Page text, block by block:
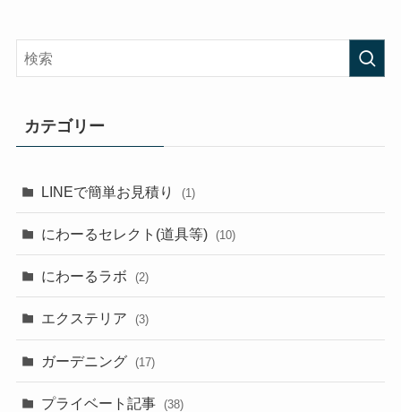
カテゴリー
LINEで簡単お見積り (1)
にわーるセレクト(道具等) (10)
にわーるラボ (2)
エクステリア (3)
ガーデニング (17)
プライベート記事 (38)